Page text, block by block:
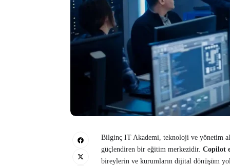
Bilginç IT Akademi, teknoloji ve yönetim
güçlendiren bir eğitim merkezidir. Copilot
bireylerin ve kurumların dijital dönüşüm